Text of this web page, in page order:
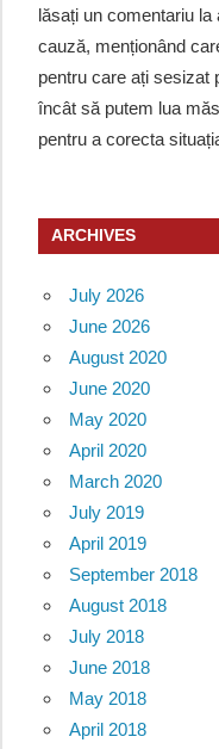
lăsați un comentariu la
cauză, menționând
pentru care ați sesizat
încât să putem lua
pentru a corecta
ARCHIVES
July 2026
June 2026
August 2020
June 2020
May 2020
April 2020
March 2020
July 2019
April 2019
September 2018
August 2018
July 2018
June 2018
May 2018
April 2018